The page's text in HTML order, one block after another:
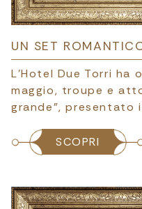
UN SET
L'Hotel Due Torri ha
maggio, troupe e
grande”, presentato
SCOPRI